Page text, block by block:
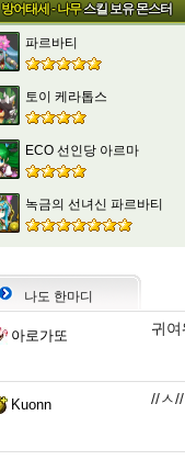
방어태세 - 나무스킬 보유 몬스터
파르바티
토이 케라톱스
ECO 선인당 아르마
녹금의 선녀신 파르바티
나도 한마디
아로가또 귀
Kuonn //ㅅ//